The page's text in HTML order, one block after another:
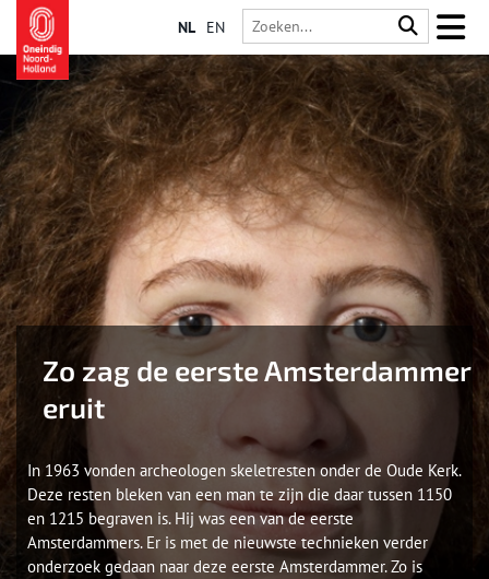
NL EN
Zo zag de eerste Amsterdammer
eruit
In 1963 vonden archeologen skeletresten onder de Oude Kerk.
Deze resten bleken van een man te zijn die daar tussen 1150
en 1215 begraven is. Hij was een van de eerste
Amsterdammers. Er is met de nieuwste technieken verder
onderzoek gedaan naar deze eerste Amsterdammer. Zo is